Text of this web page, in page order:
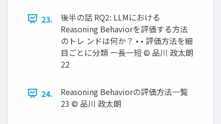
23.
後半の話 RQ2: LLMにおける
Reasoning Behaviorを評価する方法
のトレ ンドは何か？ • • 評価方法を細
目ごとに分類 一長一短 © 品川 政太朗
22
24.
Reasoning Behaviorの評価方法一覧
23 © 品川 政太朗